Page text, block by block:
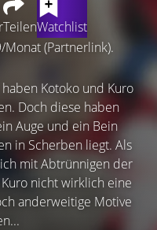
TeilenWatchlist
Monat (Partnerlink).
Kotoko und Kuro
Doch diese haben
Auge und ein Bein
in Scherben liegt. Als
mit Abtrünnigen der
nicht wirklich eine
anderweitige Motive